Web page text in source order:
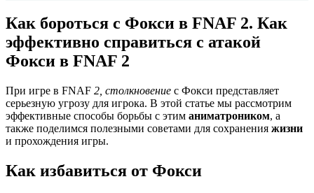
Как бороться с Фокси в FNAF 2. Как
эффективно справиться с атакой
Фокси в FNAF 2
При игре в FNAF 2, столкновение с Фокси представляет
серьезную угрозу для игрока. В этой статье мы рассмотрим
эффективные способы борьбы с этим аниматроником, а
также поделимся полезными советами для сохранения жизни
и прохождения игры.
Как избавиться от Фокси